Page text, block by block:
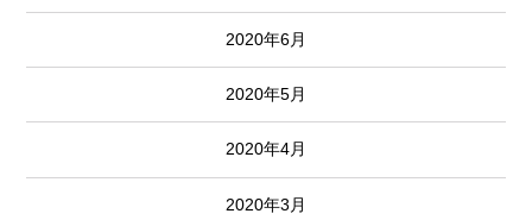
2020年6月
2020年5月
2020年4月
2020年3月